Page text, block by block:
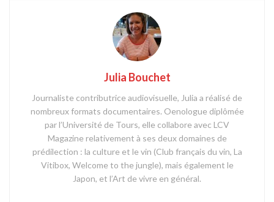
Julia Bouchet
Journaliste contributrice audiovisuelle, Julia a réalisé de
nombreux formats documentaires. Oenologue diplômée
par l’Université de Tours, elle collabore avec LCV
Magazine relativement à ses deux domaines de
prédilection : la culture et le vin (Club français du vin, La
Vitibox, Welcome to the jungle), mais également le
Japon, et l’Art de vivre en général.